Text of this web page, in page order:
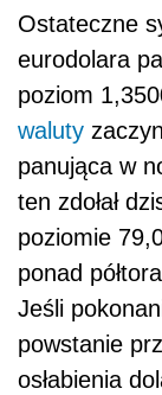
Ostateczne
eurodolara
poziom
waluty
panująca w
ten zdołał
poziomie
ponad
Jeśli
powstanie
osłabienia